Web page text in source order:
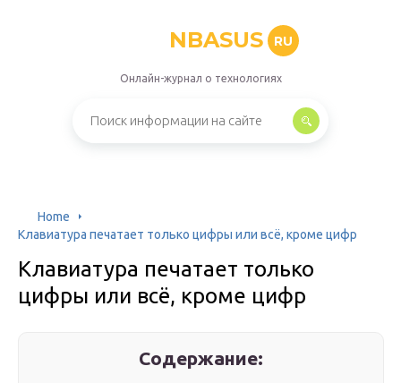
NBASUS RU
Онлайн-журнал о технологиях
Home
Клавиатура печатает только цифры или всё, кроме цифр
Клавиатура печатает только
цифры или всё, кроме цифр
Содержание: